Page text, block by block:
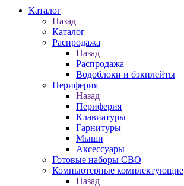
Каталог
Назад
Каталог
Распродажа
Назад
Распродажа
Водоблоки и бэкплейты
Периферия
Назад
Периферия
Клавиатуры
Гарнитуры
Мыши
Аксессуары
Готовые наборы СВО
Компьютерные комплектующие
Назад